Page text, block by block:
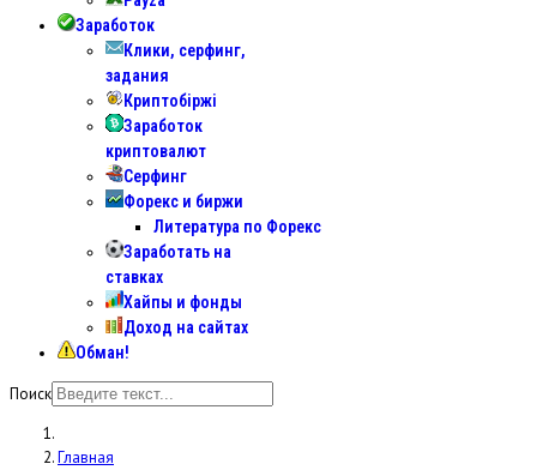
Заработок
Клики, серфинг,
задания
Криптобіржі
Заработок
криптовалют
Серфинг
Форекс и биржи
Литература по Форекс
Заработать на
ставках
Хайпы и фонды
Доход на сайтах
Обман!
Поиск
Главная